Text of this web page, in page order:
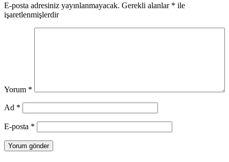
E-posta adresiniz yayınlanmayacak. Gerekli alanlar * ile
işaretlenmişlerdir
Yorum *
Ad *
E-posta *